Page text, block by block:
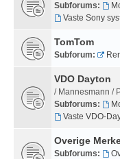
Subforums:
Vaste Sony
TomTom
Subforum:
VDO Dayton
/ Mannesmann /
Subforums:
Vaste VDO-
Overige
Subforums: